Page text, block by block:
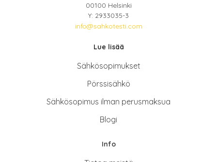
00100 Helsinki
Y: 2933035-3
info@sahkotesti.com
Lue lisää
Sähkösopimukset
Pörssisähkö
Sähkösopimus ilman perusmaksua
Blogi
Info